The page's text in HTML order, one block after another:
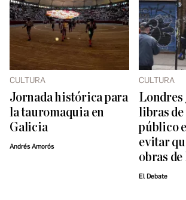
CULTURA
Jornada histórica para
la tauromaquia en
Galicia
Andrés Amorós
CULTURA
Londres
libras
público
evitar
obras
El Debate